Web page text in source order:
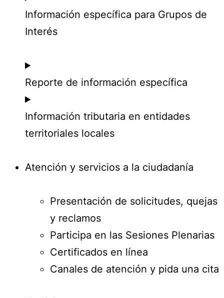
Información específica para Grupos de
Interés
Reporte de información específica
Información tributaria en entidades
territoriales locales
Atención y servicios a la ciudadanía
Presentación de solicitudes, quejas
y reclamos
Participa en las Sesiones Plenarias
Certificados en línea
Canales de atención y pida una cita